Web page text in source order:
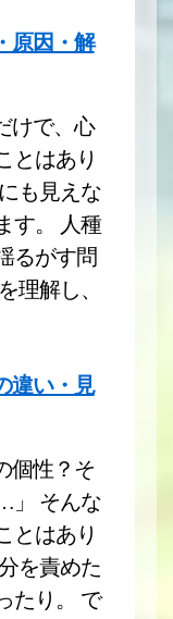
原因・解
けで、心
とはあり
も見えな
す。 人種
るがす問
理解し、
違い・見
個性？そ
」 そんな
とはあり
を責めた
たり。 で